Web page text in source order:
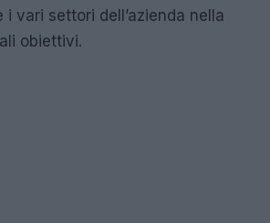
i vari settori dell’azienda nella
obiettivi.